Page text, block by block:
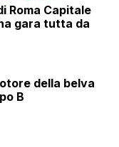
Roma Capitale
gara tutta da
della belva
B